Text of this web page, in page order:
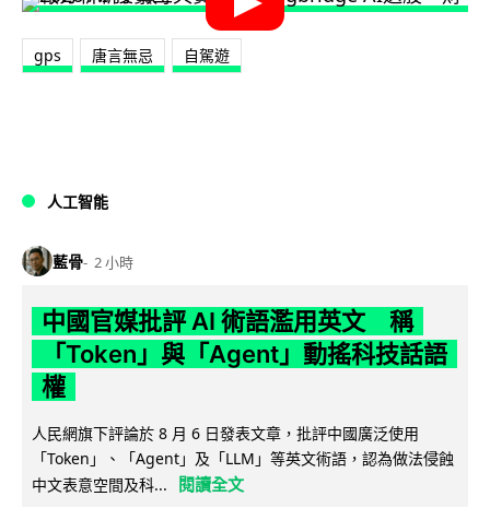
gps 唐言無忌 自駕遊
人工智能
藍骨 2 小時
中國官媒批評 AI 術語濫用英文 稱
「Token」與「Agent」動搖科技話語
權
人民網旗下評論於 8 月 6 日發表文章，批評中國廣泛使用
「Token」、「Agent」及「LLM」等英文術語，認為做法侵蝕
中文表意空間及科...
閱讀全文